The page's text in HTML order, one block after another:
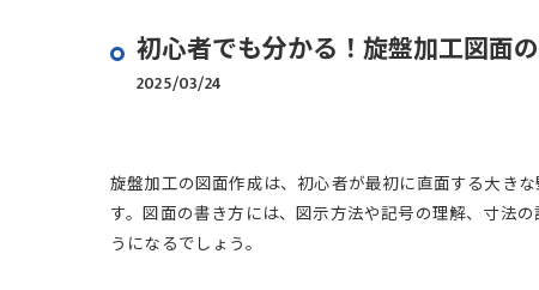
初心者でも分かる！旋盤加工図面
2025/03/24
旋盤加工の図面作成は、初心者が最初に直面する大き
す。図面の書き方には、図示方法や記号の理解、寸法
うになるでしょう。